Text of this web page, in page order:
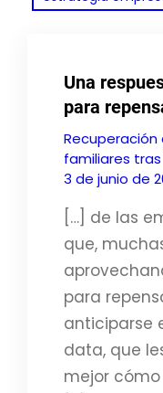
Una
para
familiares tras
3 de junio de
[…] de las
que,
para
anticiparse
data, que
mejor